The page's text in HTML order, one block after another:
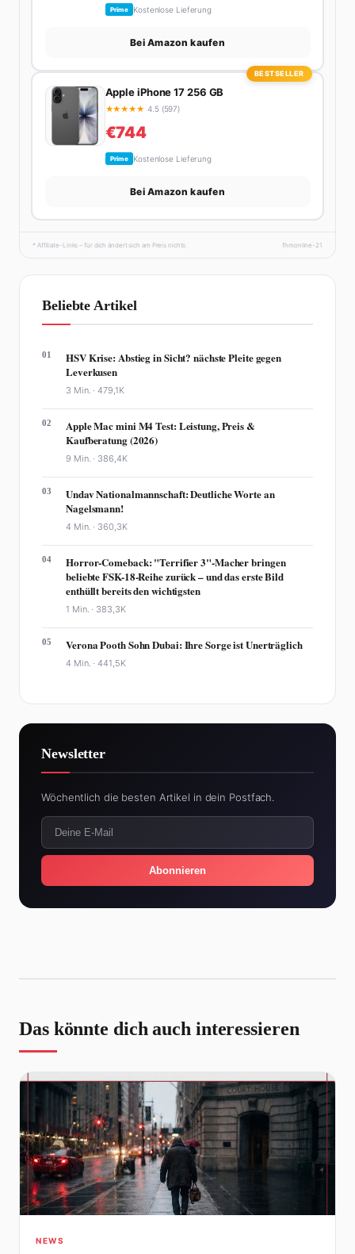
Prime Kostenlose Lieferung
Bei Amazon kaufen
BESTSELLER
Apple iPhone 17 256 GB
★★★★★ 4.5 (597)
€744
Prime Kostenlose Lieferung
Bei Amazon kaufen
* Affiliate-Links – für dich ändert sich am Preis nichts. fhmonline-21
Beliebte Artikel
01
HSV Krise: Abstieg in Sicht? nächste Pleite gegen
Leverkusen
3 Min. ·479,1K
02
Apple Mac mini M4 Test: Leistung, Preis &
Kaufberatung (2026)
9 Min. · 386,4K
03
Undav Nationalmannschaft: Deutliche Worte an
Nagelsmann!
4 Min. · 360,3K
04
Horror-Comeback: "Terrifier 3"-Macher bringen
beliebte FSK-18-Reihe zurück – und das erste Bild
enthüllt bereits den wichtigsten
1 Min. · 383,3K
05 Verona Pooth Sohn Dubai: Ihre Sorge ist Unerträglich
4 Min. ·441,5K
Newsletter
Wöchentlich die besten Artikel in dein Postfach.
Abonnieren
Das könnte dich auch interessieren
NEWS